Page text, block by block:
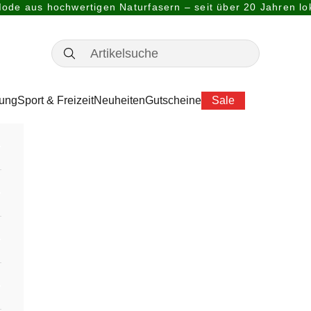
aus hochwertigen Naturfasern – seit über 20 Jahren
Sport & FreizeitNeuheitenGutscheine Sale